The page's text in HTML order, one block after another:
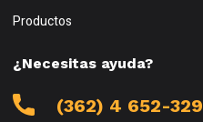
Productos
¿Necesitas ayuda?
(362) 4 652-329